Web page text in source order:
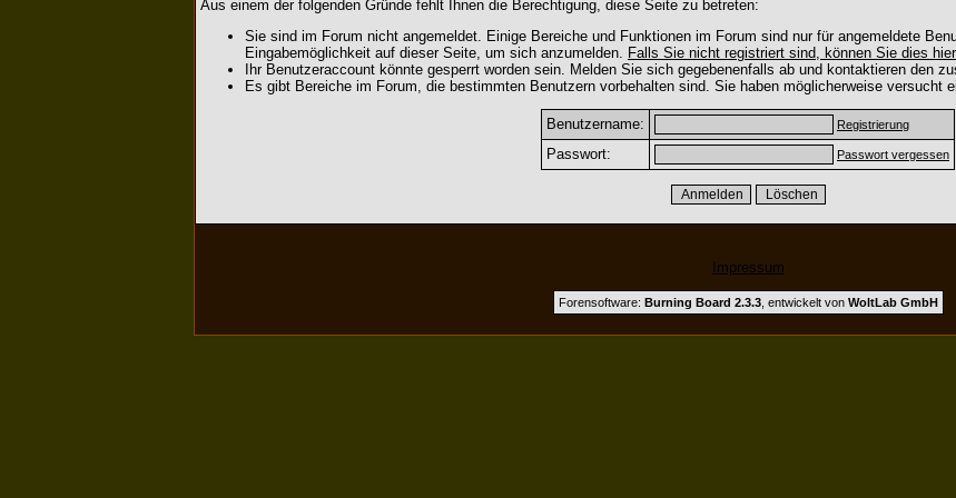
Aus einem der folgenden Gründe fehlt Ihnen die Berechtigung, diese Seite zu betreten:
Sie sind im Forum nicht angemeldet. Einige Bereiche und Funktionen im Forum sind nur für angemeldete
Eingabemöglichkeit auf dieser Seite, um sich anzumelden. Falls Sie nicht registriert sind, können Sie dies
Ihr Benutzeraccount könnte gesperrt worden sein. Melden Sie sich gegebenenfalls ab und kontaktieren den
Es gibt Bereiche im Forum, die bestimmten Benutzern vorbehalten sind. Sie haben möglicherweise versucht
Benutzername: Registrierung
Passwort: Passwort vergessen
Impressum
Forensoftware: Burning Board 2.3.3, entwickelt von WoltLab GmbH